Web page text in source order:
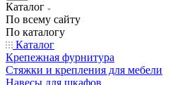
Каталог
По всему сайту
По каталогу
Каталог
Крепежная фурнитура
Стяжки и крепления для мебели
Навесы для шкафов